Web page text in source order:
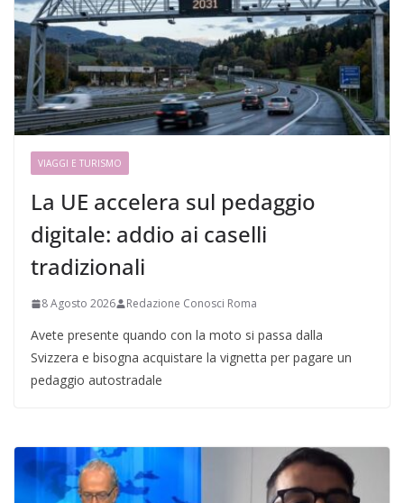
VIAGGI E TURISMO
La UE accelera sul pedaggio
digitale: addio ai caselli
tradizionali
8 Agosto 2026 Redazione Conosci Roma
Avete presente quando con la moto si passa dalla
Svizzera e bisogna acquistare la vignetta per pagare un
pedaggio autostradale